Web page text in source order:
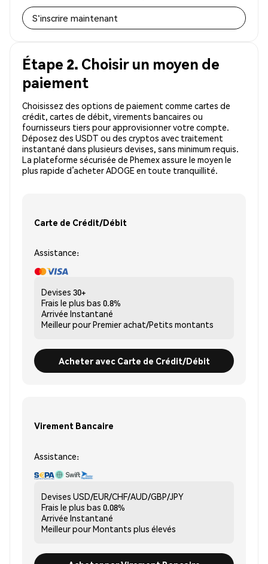
S'inscrire maintenant
Étape 2. Choisir un moyen de
paiement
Choisissez des options de paiement comme cartes de
crédit, cartes de débit, virements bancaires ou
fournisseurs tiers pour approvisionner votre compte.
Déposez des USDT ou des cryptos avec traitement
instantané dans plusieurs devises, sans minimum requis.
La plateforme sécurisée de Phemex assure le moyen le
plus rapide d’acheter ADOGE en toute tranquillité.
Carte de Crédit/Débit
Assistance:
Devises 30+
Frais le plus bas 0.8%
Arrivée Instantané
Meilleur pourPremier achat/Petits montants
Acheter avec Carte de Crédit/Débit
Virement Bancaire
Assistance:
Devises USD/EUR/CHF/AUD/GBP/JPY
Frais le plus bas 0.08%
Arrivée Instantané
Meilleur pourMontants plus élevés